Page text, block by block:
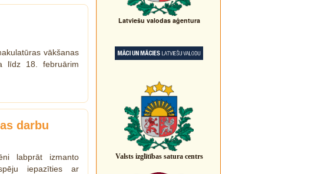
vākšanas
līdz 18. februārim
darbu
labprāt izmanto
iepazīties ar
Latviešu valodas aģentura
Valsts izglītības satura centrs